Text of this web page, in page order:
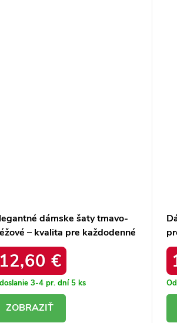
dámske šaty tmavo-
– kvalita pre každodenné
TW-SK-G-073-I.12
12,60 €
3-4 pr. dní 5 ks